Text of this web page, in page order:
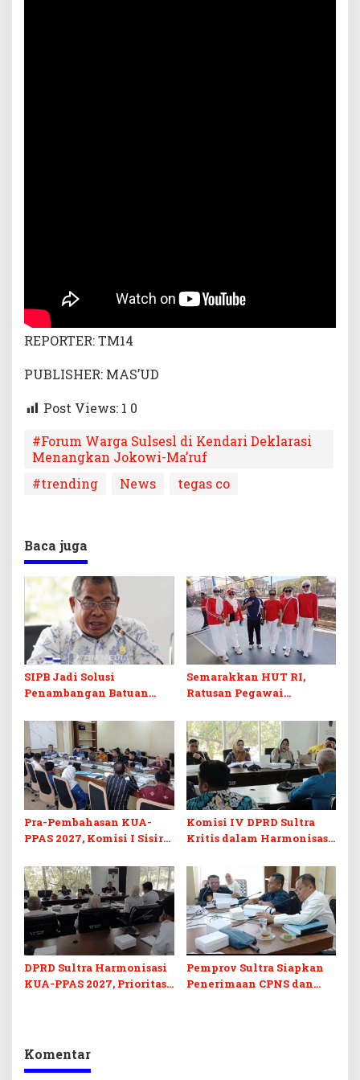
REPORTER: TM14
PUBLISHER: MAS’UD
Post Views: 1 0
#Forum Warga Sulsesl di Kendari Deklarasi
Menangkan Jokowi-Ma’ruf
#trending
News tegas co
Baca juga
SIPB Jadi Solusi
Penambangan Batuan
di Sultra
Semarakkan HUT RI,
Ratusan Pegawai
Ikuti Lomba Bola Gotong
Pra-Pembahasan KUA-
PPAS 2027, Komisi I Sisir
Berkelanjutan
Komisi IV DPRD Sultra
Kritis dalam Harmonisasi
Perubahan APBD 2026
DPRD Sultra Harmonisasi
KUA-PPAS 2027, Prioritas
Pemprov Sultra Siapkan
Penerimaan CPNS dan
Komentar